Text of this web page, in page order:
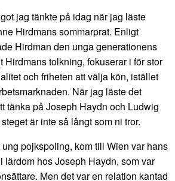
jag tänkte på idag när jag läste
Hirdmans sommarprat. Enligt
Hirdman den unga generationens
Hirdmans tolkning, fokuserar i för stor
och friheten att välja kön, istället
När jag läste det
tänka på Joseph Haydn och Ludwig
är inte så långt som ni tror.
pojkspoling, kom till Wien var hans
lärdom hos Joseph Haydn, som var
Men det var en relation kantad